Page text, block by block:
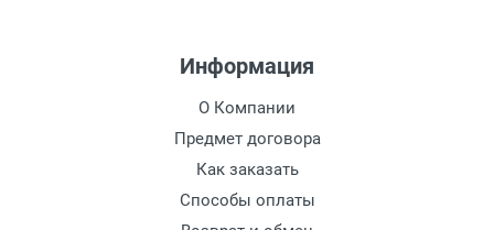
- 1000 руб.
города отправителя,
Список ТК :
Подъем Мебели (Крупногабаритные вещи)
Подъем от 350 рублей этаж (включая
Подъем от 700 рублей при использовании
Информация
О Компании
Предмет договора
Как заказать
Способы оплаты